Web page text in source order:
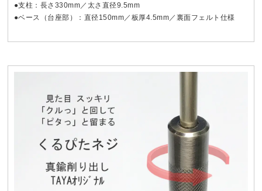
●支柱：長さ330mm／太さ直径9.5mm
●ベース（台座部）：直径150mm／板厚4.5mm／裏面フェルト仕様